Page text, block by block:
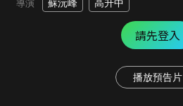
導演 蘇沅峰 高升中
請先登入
播放預告片